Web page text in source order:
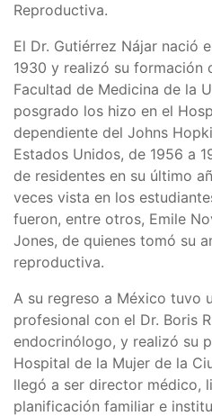
Reproductiva.
El Dr. Gutiérrez Nájar nació
1930 y realizó su formación
Facultad de Medicina de la
posgrado los hizo en el
dependiente del Johns
Estados Unidos, de 1956 a
de residentes en su último
veces vista en los
fueron, entre otros, Emile
Jones, de quienes tomó su
reproductiva.
A su regreso a México tuvo
profesional con el Dr. Boris
endocrinólogo, y realizó su
Hospital de la Mujer de la
llegó a ser director médico,
planificación familiar e